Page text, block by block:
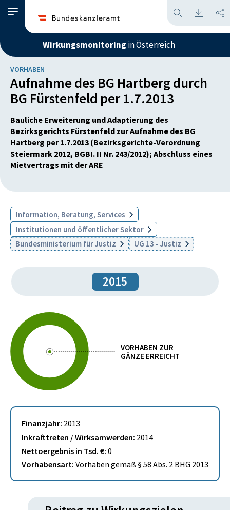
Wirkungsmonitoring in Österreich
VORHABEN
Aufnahme des BG Hartberg durch
BG Fürstenfeld per 1.7.2013
Bauliche Erweiterung und Adaptierung des
Bezirksgerichts Fürstenfeld zur Aufnahme des BG
Hartberg per 1.7.2013 (Bezirksgerichte-Verordnung
Steiermark 2012, BGBI. II Nr. 243/2012); Abschluss eines
Mietvertrags mit der ARE
Information, Beratung, Services
Institutionen und öffentlicher Sektor
Bundesministerium für Justiz
UG 13 - Justiz
2015
VORHABEN ZUR
GÄNZE ERREICHT
Finanzjahr: 2013
Inkrafttreten / Wirksamwerden: 2014
Nettoergebnis in Tsd. €: 0
Vorhabensart: Vorhaben gemäß § 58 Abs. 2 BHG 2013